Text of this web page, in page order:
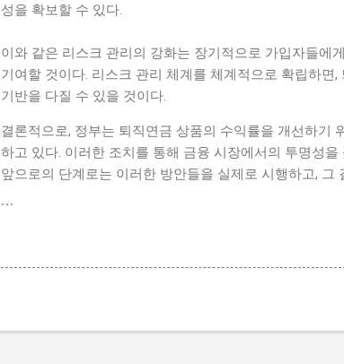
성을 확보할 수 있다.
이와 같은 리스크 관리의 강화는 장기적으로 가입자들에
기여할 것이다. 리스크 관리 체계를 체계적으로 확립하
기반을 다질 수 있을 것이다.
결론적으로, 정부는 퇴직연금 상품의 수익률을 개선하기
하고 있다. 이러한 조치를 통해 금융 시장에서의 투명성
앞으로의 단계로는 이러한 방안들을 실제로 시행하고,
```